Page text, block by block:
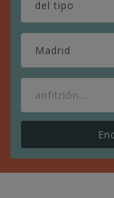
Madrid